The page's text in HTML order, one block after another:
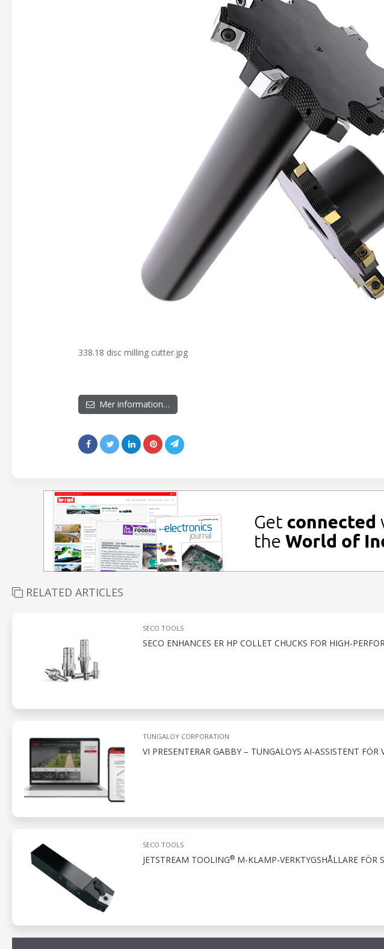
338.18 disc milling cutter.jpg
Mer information…
RELATED ARTICLES
SECO TOOLS
SECO ENHANCES ER HP COLLET CHUCKS FOR HIGH-
TUNGALOY CORPORATION
VI PRESENTERAR GABBY – TUNGALOYS AI-ASSISTENT FÖR
SECO TOOLS
JETSTREAM TOOLING®M-KLAMP-VERKTYGSHÅLLARE FÖR